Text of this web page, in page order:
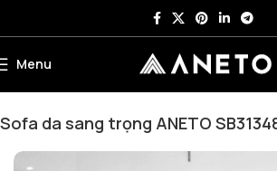
Menu
Sofa da sang trọng ANETO